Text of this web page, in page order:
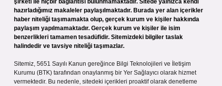
şirketi ile hiçbir bağlantısı bulunmamaktadır. Sitede yalnızca kendi
hazırladığımız makaleler paylaşılmaktadır. Burada yer alan içerikler
haber niteliği taşımamakta olup, gerçek kurum ve kişiler hakkında
paylaşım yapılmamaktadır. Gerçek kurum ve kişiler ile isim
benzerlikleri tamamen tesadüfidir. Sitemizdeki bilgiler taslak
halindedir ve tavsiye niteliği taşımazlar.
Sitemiz, 5651 Sayılı Kanun gereğince Bilgi Teknolojileri ve İletişim
Kurumu (BTK) tarafından onaylanmış bir Yer Sağlayıcı olarak hizmet
vermektedir. Bu nedenle, sitedeki içerikleri proaktif olarak denetleme